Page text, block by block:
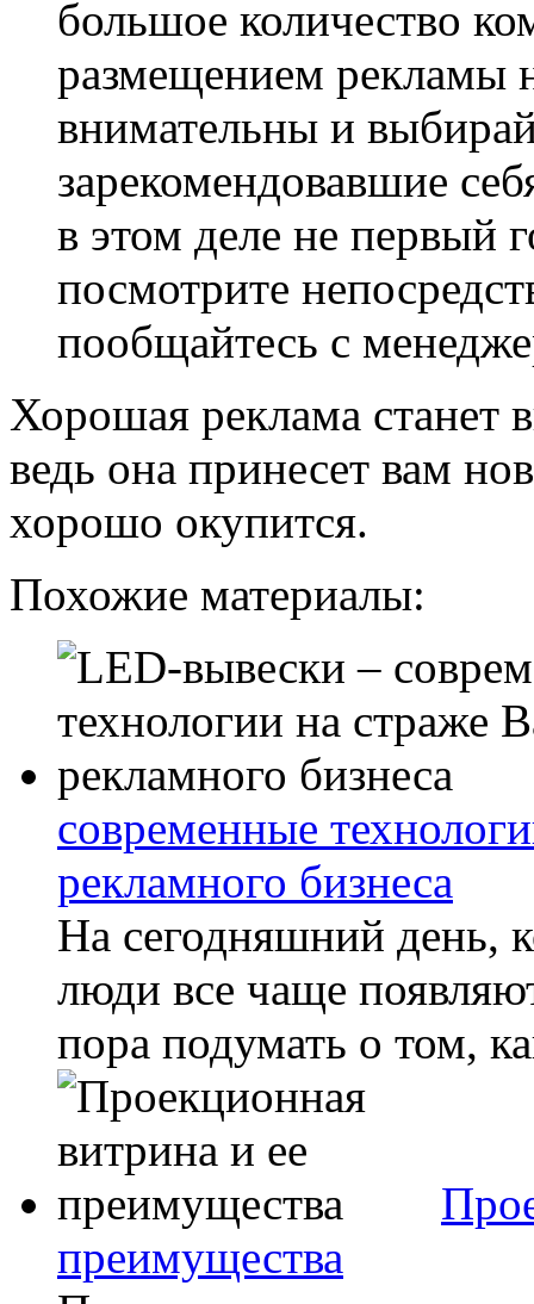
большое количество
размещением рекламы
внимательны и
зарекомендовавшие
в этом деле не первый
посмотрите
пообщайтесь с
Хорошая реклама станет
ведь она принесет вам
хорошо окупится.
Похожие материалы:
современные
рекламного бизнеса
На сегодняшний день,
люди все чаще
пора подумать о том,
преимущества